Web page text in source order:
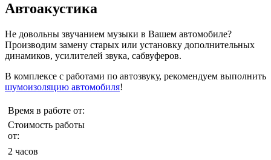
Автоакустика
Не довольны звучанием музыки в Вашем автомобиле?
Производим замену старых или установку дополнительных
динамиков, усилителей звука, сабвуферов.
В комплексе с работами по автозвуку, рекомендуем выполнить
шумоизоляцию автомобиля!
Время в работе от:
Стоимость работы
от:
2 часов